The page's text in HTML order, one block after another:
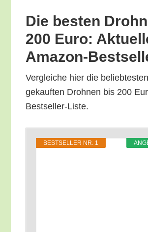
Die bes­ten
200 Euro:
Amazon-
Ver­glei­che hier die
ge­kauf­ten Droh­nen bis 200
Bestseller-Liste.
BEST­SEL­LER NR. 1